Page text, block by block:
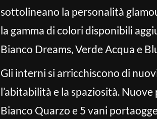
sottolineano la personalità
la gamma di colori disponibili
Bianco Dreams, Verde Acqua e
Gli interni si arricchiscono di
l’abitabilità e la spaziosità.
Bianco Quarzo e 5 vani